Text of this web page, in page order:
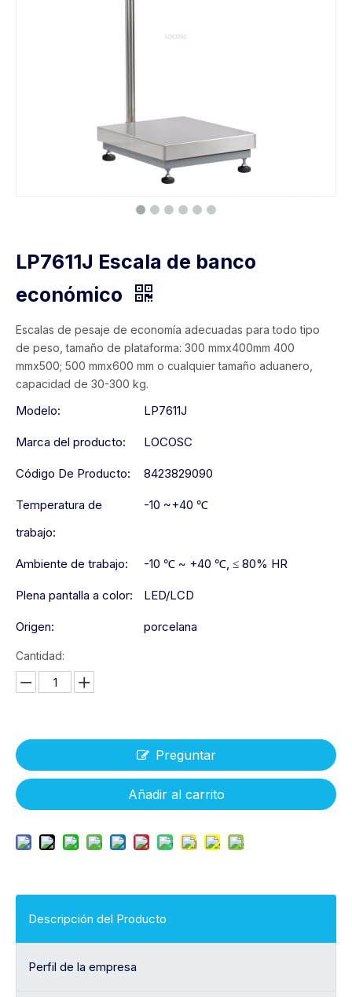
LP7611J Escala de banco
económico
Escalas de pesaje de economía adecuadas para todo tipo
de peso, tamaño de plataforma: 300 mmx400mm 400
mmx500; 500 mmx600 mm o cualquier tamaño aduanero,
capacidad de 30-300 kg.
Modelo: LP7611J
Marca del producto: LOCOSC
Código De Producto: 8423829090
Temperatura de
trabajo:
-10 ~+40 ℃
Ambiente de trabajo: -10 ℃ ~ +40 ℃, ≤ 80% HR
Plena pantalla a color: LED/LCD
Origen: porcelana
Cantidad:
Preguntar
Añadir al carrito
Descripción del Producto
Perfil de la empresa